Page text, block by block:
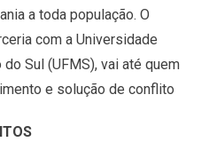
a toda população. O
com a Universidade
Sul (UFMS), vai até quem
e solução de conflito